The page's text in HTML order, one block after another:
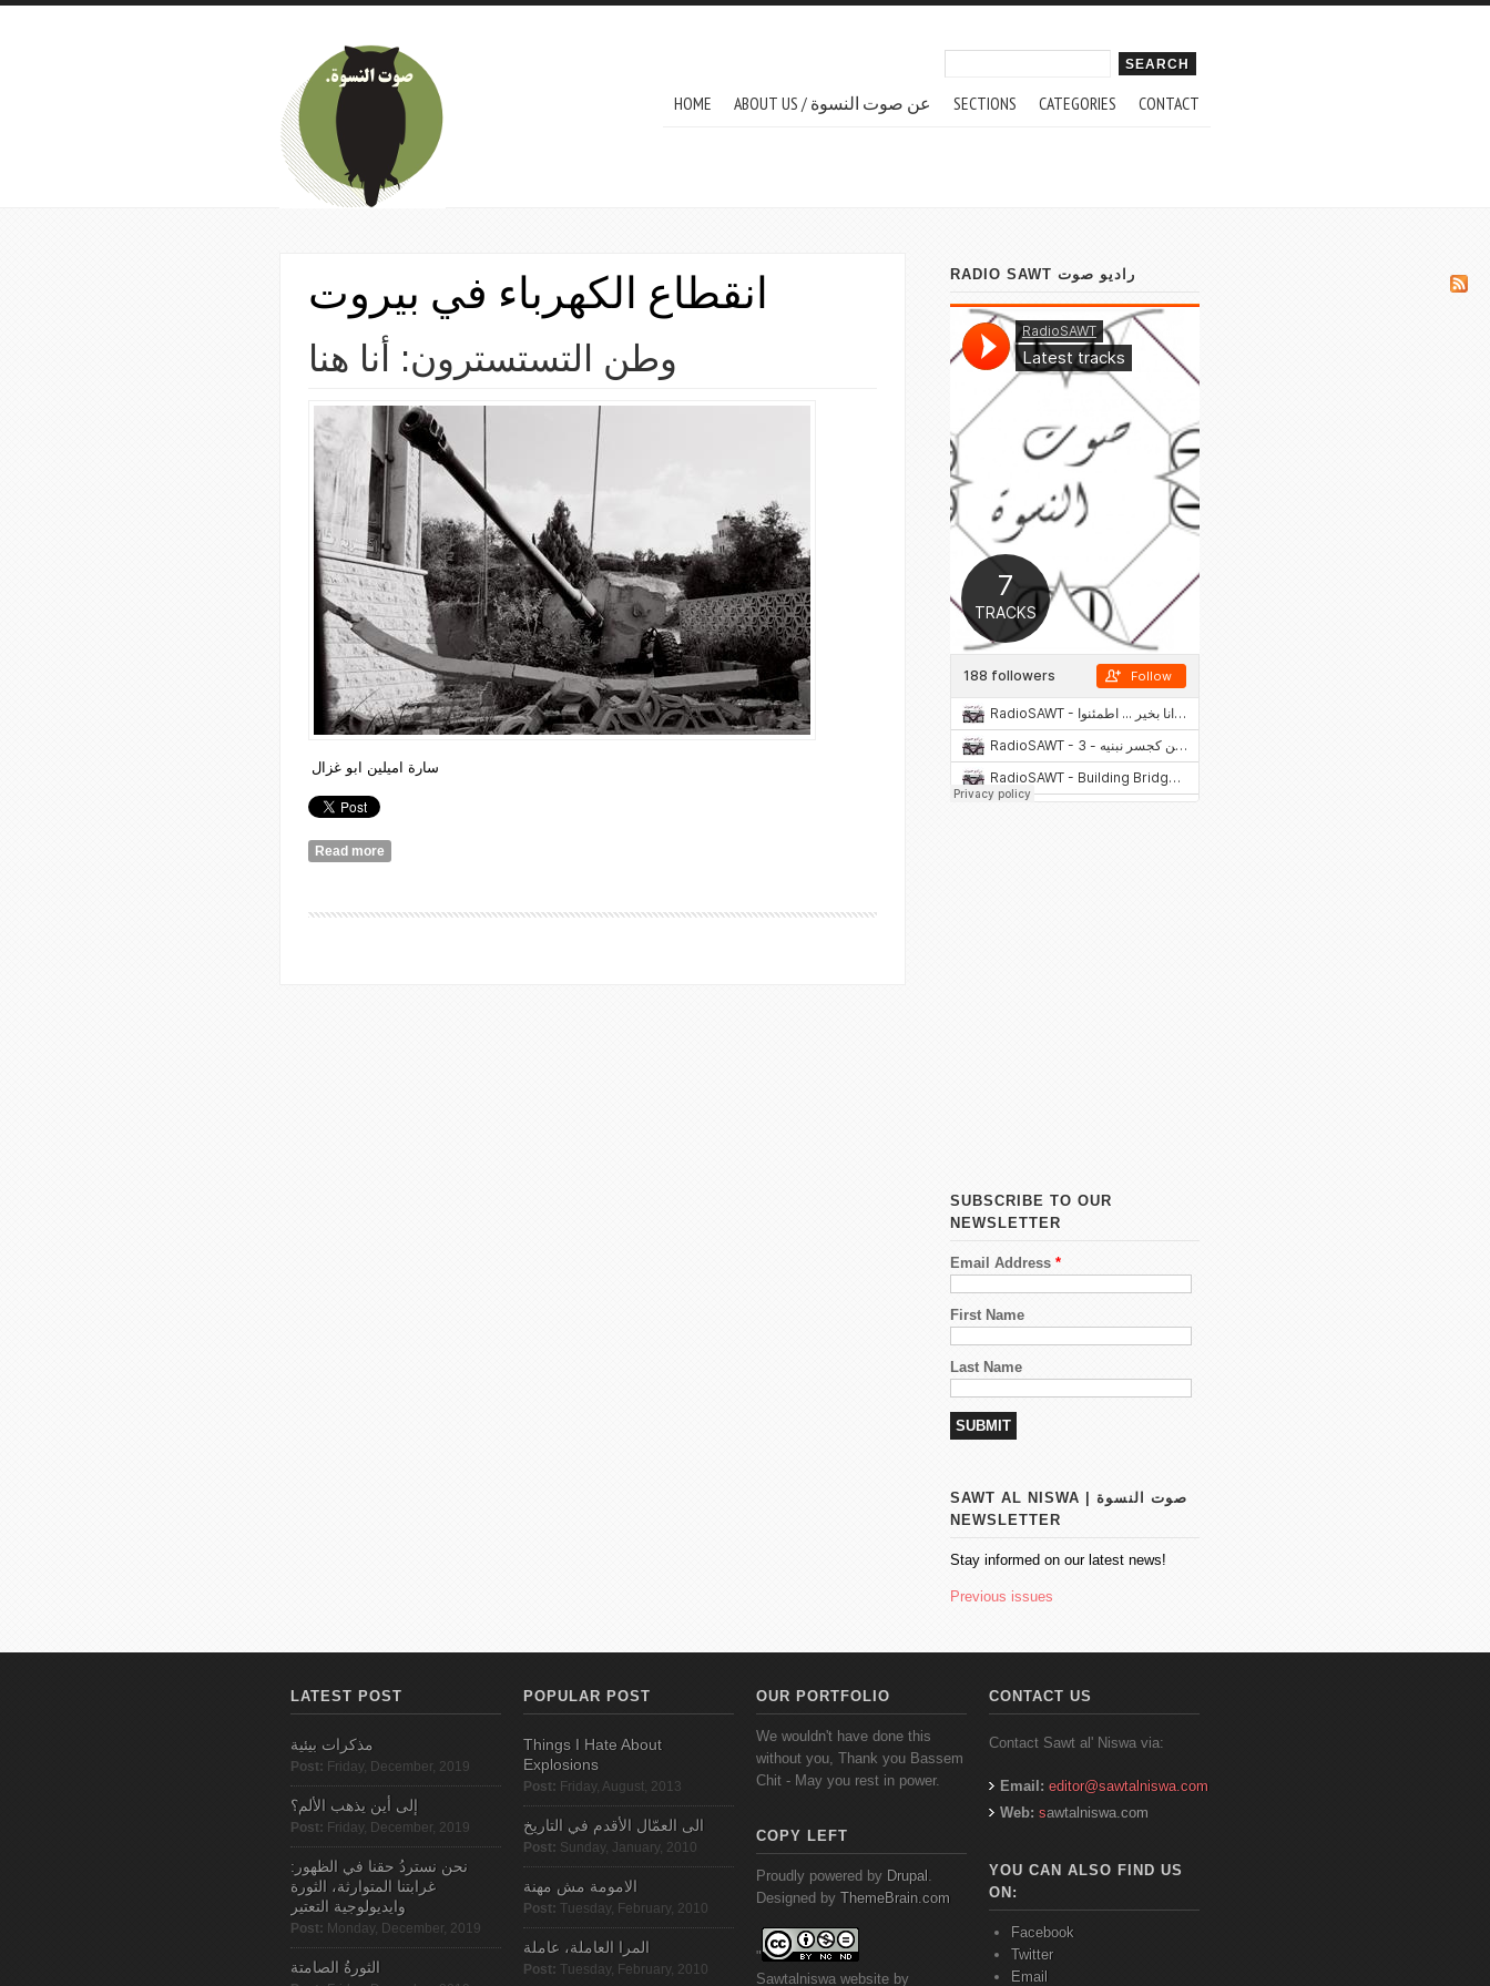
Skip to main content
HOME ABOUT US / عن صوت النسوة SECTIONS CATEGORIES CONTACT
انقطاع الكهرباء في بيروت
وطن التستسترون: أنا هنا
سارة اميلين ابو غزال
Read more
RADIO SAWT راديو صوت
SUBSCRIBE TO OUR
NEWSLETTER
Email Address *
First Name
Last Name
SAWT AL NISWA | صوت النسوة
NEWSLETTER
Stay informed on our latest news!
Previous issues
LATEST POST
مذكرات بيئية
Post: Friday, December, 2019
إلى أين يذهب الألم؟
Post: Friday, December, 2019
نحن نستردُ حقنا في الظهور:
غرابتنا المتوارثة، الثورة
وايديولوجية التعتير
Post: Monday, December, 2019
الثورةُ الصامتة
POPULAR POST
Things I Hate About
Explosions
Post: Friday, August, 2013
الى العمّال الأقدم في التاريخ
Post: Sunday, January, 2010
الامومة مش مهنة
Post: Tuesday, February, 2010
المرا العاملة، عاملة
Post: Tuesday, February, 2010
OUR PORTFOLIO
We wouldn't have done this
without you, Thank you Bassem
Chit - May you rest in power.
COPY LEFT
Proudly powered by Drupal .
Designed by ThemeBrain.com
"
Sawtalniswa website by
CONTACT US
Contact Sawt al' Niswa via:
Email: editor@sawtalniswa.com
Web: sawtalniswa.com
YOU CAN ALSO FIND US
ON:
Facebook
Twitter
Email